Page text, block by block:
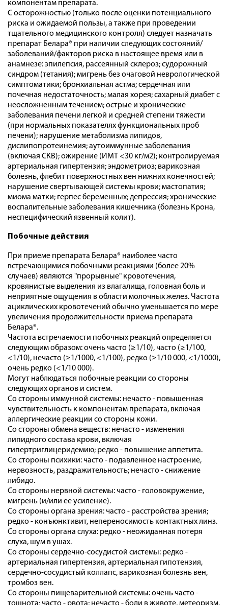
компонентам препарата.
С осторожностью (только после оценки потенциального
риска и ожидаемой пользы, а также при проведении
тщательного медицинского контроля) следует назначать
препарат Белара® при наличии следующих состояний/
заболеваний/факторов риска в настоящее время или в
анамнезе: эпилепсия, рассеянный склероз; судорожный
синдром (тетания); мигрень без очаговой неврологической
симптоматики; бронхиальная астма; сердечная или
почечная недостаточность; малая хорея; сахарный диабет с
неосложненным течением; острые и хронические
заболевания печени легкой и средней степени тяжести
(при нормальных показателях функциональных проб
печени); нарушение метаболизма липидов,
дислипопротеинемия; аутоиммунные заболевания
(включая СКВ); ожирение (ИМТ <30 кг/м2); контролируемая
артериальная гипертензия; эндометриоз; варикозная
болезнь, флебит поверхностных вен нижних конечностей;
нарушение свертывающей системы крови; мастопатия;
миома матки; герпес беременных; депрессия; хронические
воспалительные заболевания кишечника (болезнь Крона,
неспецифический язвенный колит).
Побочные действия
При приеме препарата Белара® наиболее часто
встречающимися побочными реакциями (более 20%
случаев) являются "прорывные" кровотечения,
кровянистые выделения из влагалища, головная боль и
неприятные ощущения в области молочных желез. Частота
ациклических кровотечений обычно уменьшается по мере
увеличения продолжительности приема препарата
Белара®.
Частота встречаемости побочных реакций определяется
следующим образом: очень часто (≥1/10), часто (≥1/100,
<1/10), нечасто (≥1/1000, <1/100), редко (≥1/10 000, <1/1000),
очень редко (<1/10 000).
Могут наблюдаться побочные реакции со стороны
следующих органов и систем.
Со стороны иммунной системы: нечасто - повышенная
чувствительность к компонентам препарата, включая
аллергические реакции со стороны кожи.
Со стороны обмена веществ: нечасто - изменения
липидного состава крови, включая
гипертриглицеридемию; редко - повышение аппетита.
Со стороны психики: часто - подавленное настроение,
нервозность, раздражительность; нечасто - снижение
либидо.
Со стороны нервной системы: часто - головокружение,
мигрень (и/или ее усиление).
Со стороны органа зрения: часто - расстройства зрения;
редко - конъюнктивит, непереносимость контактных линз.
Со стороны органа слуха: редко - неожиданная потеря
слуха, шум в ушах.
Со стороны сердечно-сосудистой системы: редко -
артериальная гипертензия, артериальная гипотензия,
сердечно-сосудистый коллапс, варикозная болезнь вен,
тромбоз вен.
Со стороны пищеварительной системы: очень часто -